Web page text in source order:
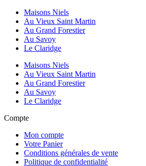
Maisons Niels
Au Vieux Saint Martin
Au Grand Forestier
Au Savoy
Le Claridge
Maisons Niels
Au Vieux Saint Martin
Au Grand Forestier
Au Savoy
Le Claridge
Compte
Mon compte
Votre Panier
Conditions générales de vente
Politique de confidentialité